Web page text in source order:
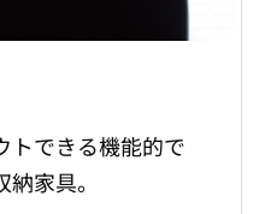
トできる機能的で
家具。